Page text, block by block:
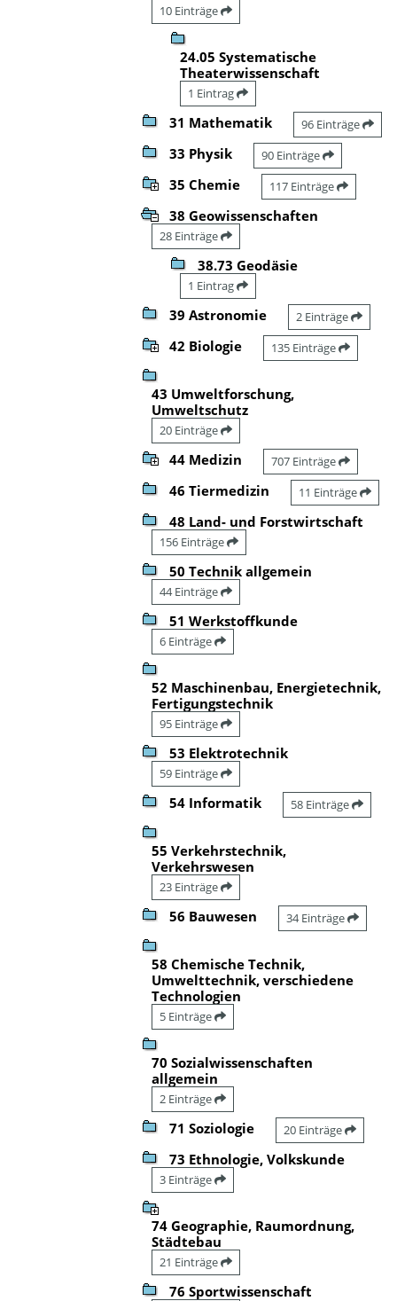
10 Einträge
24.05 Systematische
Theaterwissenschaft
1 Eintrag
31 Mathematik 96 Einträge
33 Physik 90 Einträge
35 Chemie 117 Einträge
38 Geowissenschaften
28 Einträge
38.73 Geodäsie
1 Eintrag
39 Astronomie 2 Einträge
42 Biologie 135 Einträge
43 Umweltforschung,
Umweltschutz
20 Einträge
44 Medizin 707 Einträge
46 Tiermedizin 11 Einträge
48 Land- und Forstwirtschaft
156 Einträge
50 Technik allgemein
44 Einträge
51 Werkstoffkunde
6 Einträge
52 Maschinenbau, Energietechnik,
Fertigungstechnik
95 Einträge
53 Elektrotechnik
59 Einträge
54 Informatik 58 Einträge
55 Verkehrstechnik,
Verkehrswesen
23 Einträge
56 Bauwesen 34 Einträge
58 Chemische Technik,
Umwelttechnik, verschiedene
Technologien
5 Einträge
70 Sozialwissenschaften
allgemein
2 Einträge
71 Soziologie 20 Einträge
73 Ethnologie, Volkskunde
3 Einträge
74 Geographie, Raumordnung,
Städtebau
21 Einträge
76 Sportwissenschaft